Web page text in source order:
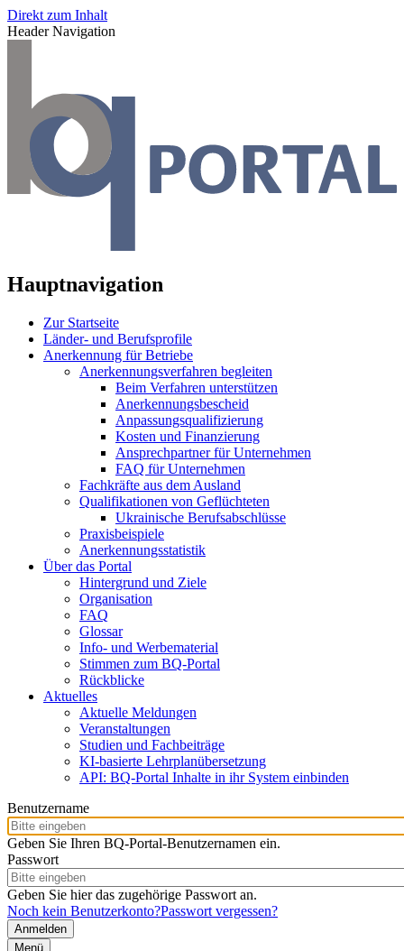
Direkt zum Inhalt
Header Navigation
Hauptnavigation
Zur Startseite
Länder- und Berufsprofile
Anerkennung für Betriebe
Anerkennungsverfahren begleiten
Beim Verfahren unterstützen
Anerkennungsbescheid
Anpassungsqualifizierung
Kosten und Finanzierung
Ansprechpartner für Unternehmen
FAQ für Unternehmen
Fachkräfte aus dem Ausland
Qualifikationen von Geflüchteten
Ukrainische Berufsabschlüsse
Praxisbeispiele
Anerkennungsstatistik
Über das Portal
Hintergrund und Ziele
Organisation
FAQ
Glossar
Info- und Werbematerial
Stimmen zum BQ-Portal
Rückblicke
Aktuelles
Aktuelle Meldungen
Veranstaltungen
Studien und Fachbeiträge
KI-basierte Lehrplanübersetzung
API: BQ-Portal Inhalte in ihr System einbinden
Benutzername
Geben Sie Ihren BQ-Portal-Benutzernamen ein.
Passwort
Geben Sie hier das zugehörige Passwort an.
Noch kein Benutzerkonto?Passwort vergessen?
Menü